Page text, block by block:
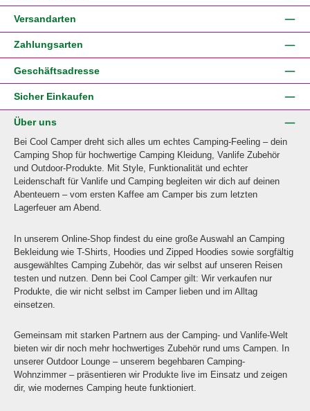
Versandarten
Zahlungsarten
Geschäftsadresse
Sicher Einkaufen
Über uns
Bei Cool Camper dreht sich alles um echtes Camping-Feeling – dein
Camping Shop für hochwertige Camping Kleidung, Vanlife Zubehör
und Outdoor-Produkte. Mit Style, Funktionalität und echter
Leidenschaft für Vanlife und Camping begleiten wir dich auf deinen
Abenteuern – vom ersten Kaffee am Camper bis zum letzten
Lagerfeuer am Abend.
In unserem Online-Shop findest du eine große Auswahl an Camping
Bekleidung wie T-Shirts, Hoodies und Zipped Hoodies sowie sorgfältig
ausgewähltes Camping Zubehör, das wir selbst auf unseren Reisen
testen und nutzen. Denn bei Cool Camper gilt: Wir verkaufen nur
Produkte, die wir nicht selbst im Camper lieben und im Alltag
einsetzen.
Gemeinsam mit starken Partnern aus der Camping- und Vanlife-Welt
bieten wir dir noch mehr hochwertiges Zubehör rund ums Campen. In
unserer Outdoor Lounge – unserem begehbaren Camping-
Wohnzimmer – präsentieren wir Produkte live im Einsatz und zeigen
dir, wie modernes Camping heute funktioniert.